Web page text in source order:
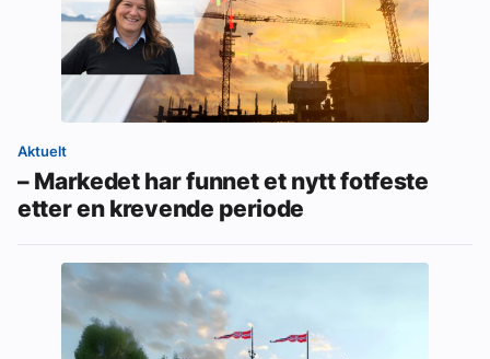
Aktuelt
– Markedet har funnet et nytt fotfeste
etter en krevende periode